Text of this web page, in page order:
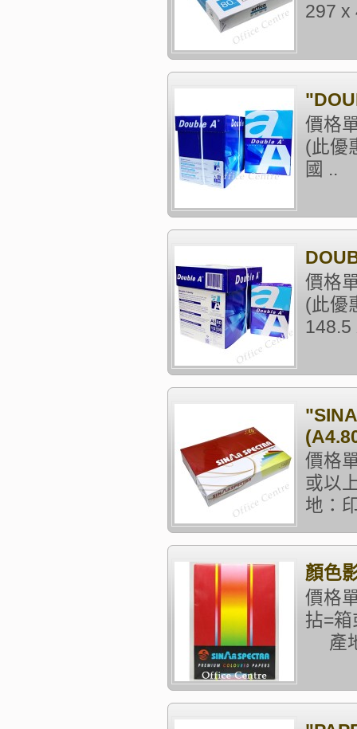
297
價格
(此
國 ..
價格
(此優
價格
或以
地：
顏色
價格
拈=
產